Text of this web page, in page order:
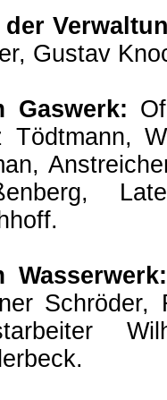
der
Gustav
Gaswerk:
Tödtmann,
Wasserwerk: